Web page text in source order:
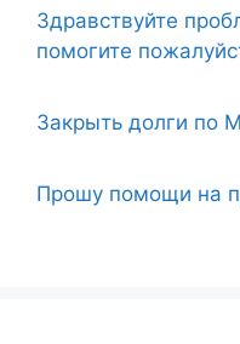
Здравствуйте
помогите
Закрыть долги по
Прошу помощи на